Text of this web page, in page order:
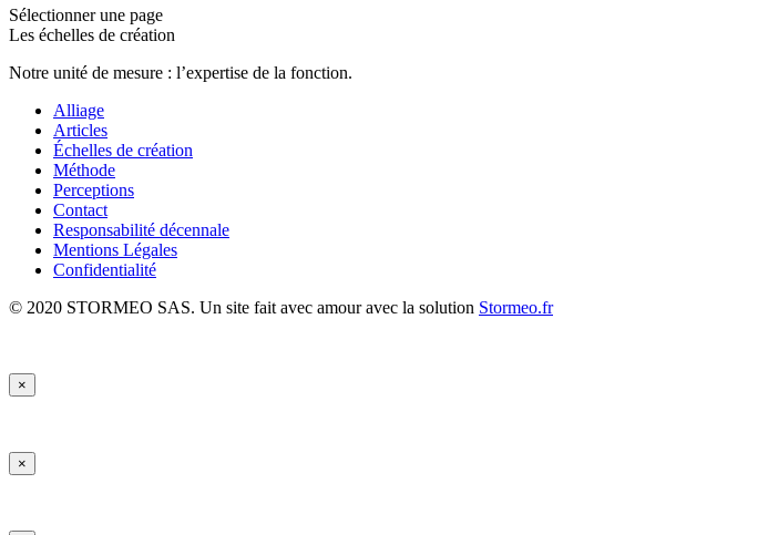
Sélectionner une page
Les échelles de création
Notre unité de mesure : l’expertise de la fonction.
Alliage
Articles
Échelles de création
Méthode
Perceptions
Contact
Responsabilité décennale
Mentions Légales
Confidentialité
© 2020 STORMEO SAS. Un site fait avec amour avec la solution Stormeo.fr
×
×